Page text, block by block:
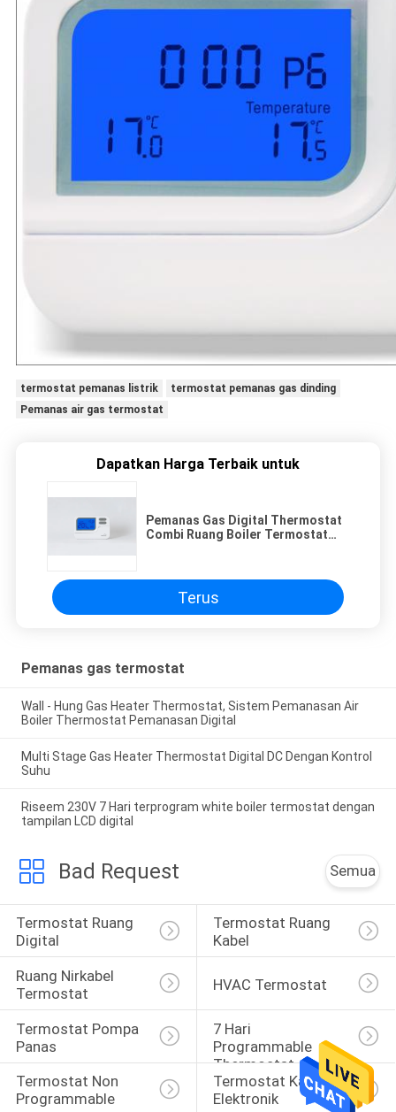
termostat pemanas listrik
termostat pemanas gas dinding
Pemanas air gas termostat
Dapatkan Harga Terbaik untuk
Pemanas Gas Digital Thermostat
Combi Ruang Boiler Termostat
Terus
Pemanas gas termostat
Wall - Hung Gas Heater Thermostat, Sistem Pemanasan Air
Boiler Thermostat Pemanasan Digital
Multi Stage Gas Heater Thermostat Digital DC Dengan Kontrol
Suhu
Riseem 230V 7 Hari terprogram white boiler termostat dengan
tampilan LCD digital
Bad Request Semua
Termostat Ruang
Digital
Termostat Ruang
Kabel
Ruang Nirkabel
Termostat
HVAC Termostat
Termostat Pompa
Panas
7 Hari
Programmable
Thermostat
Termostat Non
Programmable
Termostat Kamar
Elektronik